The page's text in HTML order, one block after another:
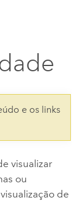
e os links
visualizar
ou
de